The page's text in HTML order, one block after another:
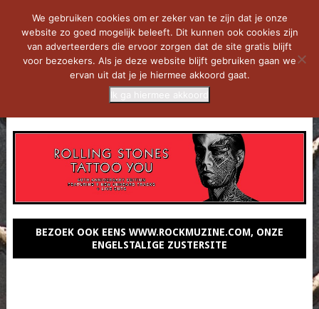
BEZOEK OOK EENS WWW.ROCKMUZINE.COM, ONZE
ENGELSTALIGE ZUSTERSITE
We gebruiken cookies om er zeker van te zijn dat je onze
website zo goed mogelijk beleeft. Dit kunnen ook cookies zijn
van adverteerders die ervoor zorgen dat de site gratis blijft
voor bezoekers. Als je deze website blijft gebruiken gaan we
ervan uit dat je je hiermee akkoord gaat.
Ik ga hiermee akkoord